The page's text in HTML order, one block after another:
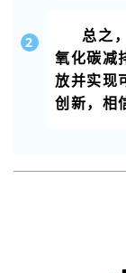
2
总之，
氧化碳减
放并实现
创新，相